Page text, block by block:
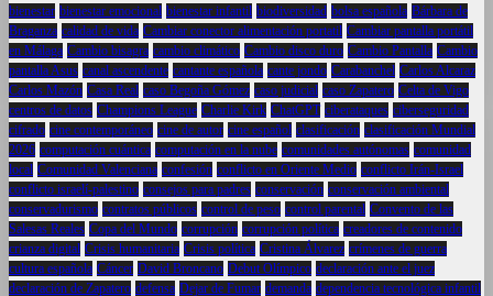
bienestar bienestar emocional bienestar infantil biodiversidad bolsa española Bárbara de
Braganza calidad de vida Cambiar conector alimentación portatil Cambiar pantalla portátil
en Málaga Cambio bisagra cambio climático Cambio disco duro Cambio Pantalla Cambio
pantalla Asus canal ascendente cantante española cante jondo Carabanchel Carlos Alcaraz
Carlos Mazón Casa Real caso Begoña Gómez caso judicial caso Zapatero Celta de Vigo
centros de datos Champions League Charlie Kirk ChatGPT ciberataques ciberseguridad
cifrado cine contemporáneo cine de autor cine español clasificación clasificación Mundial
2026 computación cuántica computación en la nube comunidades autónomas comunidad
local Comunidad Valenciana confesión conflicto en Oriente Medio conflicto Irán-Israel
conflicto israelí-palestino consejos para padres conservación conservación ambiental
conservadurismo contratos públicos control de peso control parental Convento de las
Salesas Reales Copa del Mundo corrupción corrupción política creadores de contenido
crianza digital Crisis humanitaria Crisis política Cristina Álvarez crímenes de guerra
cultura española Cáncer David Broncano Debut Olímpico declaración ante el juez
declaración de Zapatero defensa Dejar de Fumar demanda dependencia tecnológica infantil